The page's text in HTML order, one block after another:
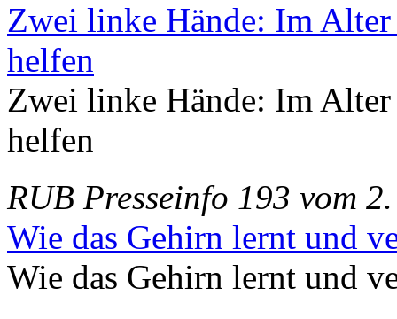
Zwei linke Hände: Im
helfen
Zwei linke Hände: Im
helfen
RUB Presseinfo 193 vom
Wie das Gehirn lernt und
Wie das Gehirn lernt und